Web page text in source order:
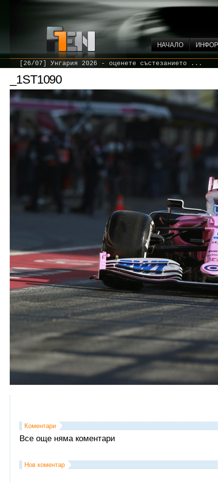
НАЧАЛО
[26/07] Унгария 2026 - оценете състезанието ...
_1ST1090
Коментари
Все още няма коментари
Нов коментар